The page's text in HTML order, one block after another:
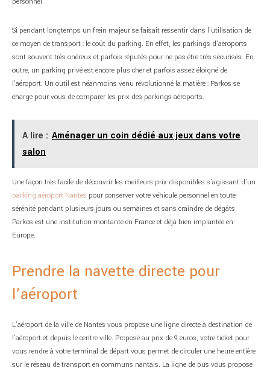
Si pendant longtemps un frein majeur se faisait ressentir dans l’utilisation de
ce moyen de transport : le coût du parking. En effet, les parkings d’aéroports
sont souvent très onéreux et parfois réputés pour ne pas être très sécurisés. En
outre, un parking privé est encore plus cher et parfois assez éloigné de
l’aéroport. Un outil est néanmoins venu révolutionné la matière : Parkos se
charge pour vous de comparer les prix des parkings aéroports.
A lire : Aménager un coin dédié aux jeux dans votre
salon
Une façon très facile de découvrir les meilleurs prix disponibles s’agissant d’un
parking aéroport Nantes pour conserver votre véhicule personnel en toute
sérénité pendant plusieurs jours ou semaines et sans craindre de dégâts.
Parkos est une institution montante en France et déjà bien implantée en
Europe.
Prendre la navette directe pour
l’aéroport
L’aéroport de la ville de Nantes vous propose une ligne directe à destination de
l’aéroport et depuis le centre ville. Proposé au prix de 9 euros, votre ticket pour
vous rendre à votre terminal de départ vous permet de circuler une heure entière
sur le réseau de transport en communs nantais. La ligne de bus vous propose